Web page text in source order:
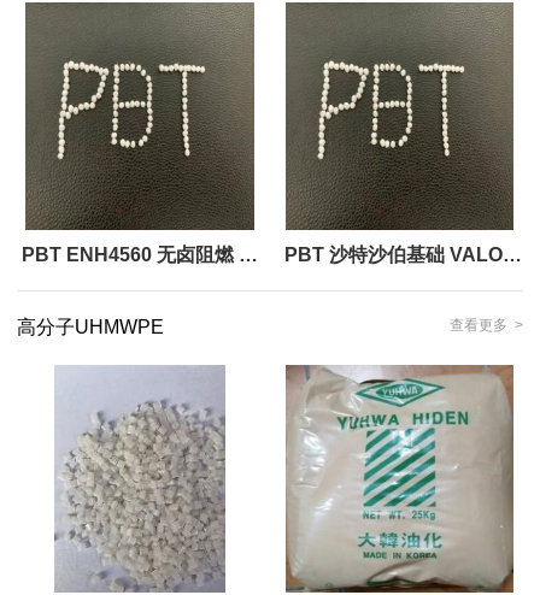
料 透明吹膜包装袋 杆 窗帘杆 可根据直径定做 各
种材质棒材
PBT ENH4560 无卤阻燃 沙 PBT 沙特沙伯基础 VALOX
高分子UHMWPE 查看更多 >